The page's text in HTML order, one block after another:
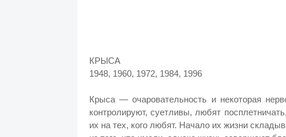
КРЫСА
1948, 1960, 1972, 1984, 1996
Крыса — очаровательность и некоторая
контролируют, суетливы, любят
их на тех, кого любят. Начало их жизни